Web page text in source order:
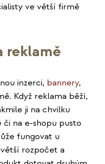
ve větší firmě
reklamě
inzerci, bannery,
Když reklama běží,
ji na chvilku
na e-shopu pusto
fungovat u
rozpočet a